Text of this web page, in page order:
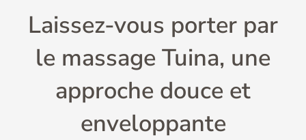
Laissez-vous porter par
le massage Tuina, une
approche douce et
enveloppante